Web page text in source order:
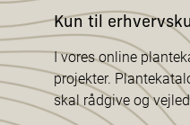
Kun til
I vores online
projekter.
skal rådgive og